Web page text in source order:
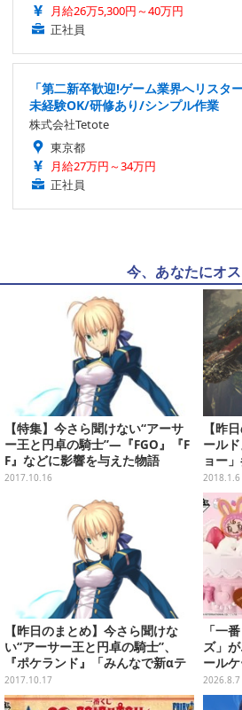
月給26万5,300円～40万円
正社員
「第二新卒歓迎!ゲーム業界へリスタ
未経験OK/研修あり/シンプル作業
株式会社Tetote
東京都
月給27万円～34万円
正社員
今、あなたにオ
【特集】今さら聞けない“アーサ
ー王と円卓の騎士”―『FGO』『F
F』などに影響を与えた物語
2017.10.16
【昨
ール
ョー
と円卓
『
発売…
2018.1.6
【昨日のまとめ】今さら聞けな
い“アーサー王と円卓の騎士”、
『ポケランド』「みんなで新αテ
スト」開催決定、【クイズ】GAM
EMANIA！：武器特集…など(10/1
2017.10.17
「一
ズ」
ール
んのマ
2026.8.7